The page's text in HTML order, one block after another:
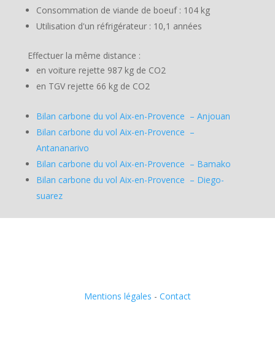
Consommation de viande de boeuf : 104 kg
Utilisation d'un réfrigérateur : 10,1 années
Effectuer la même distance :
en voiture rejette 987 kg de CO2
en TGV rejette 66 kg de CO2
Bilan carbone du vol Aix-en-Provence – Anjouan
Bilan carbone du vol Aix-en-Provence –
Antananarivo
Bilan carbone du vol Aix-en-Provence – Bamako
Bilan carbone du vol Aix-en-Provence – Diego-
suarez
Mentions légales - Contact